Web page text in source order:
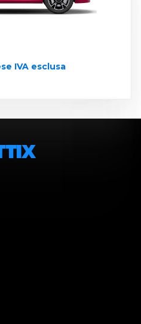
IVA esclusa